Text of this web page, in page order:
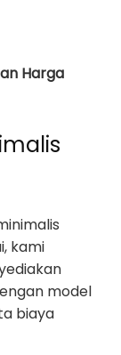
Harga
kami
model
biaya